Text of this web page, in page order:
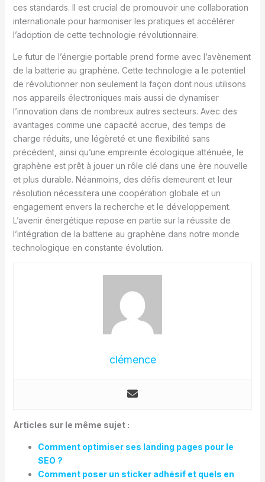
ces standards. Il est crucial de promouvoir une collaboration
internationale pour harmoniser les pratiques et accélérer
l’adoption de cette technologie révolutionnaire.
Le futur de l’énergie portable prend forme avec l’avènement
de la batterie au graphène. Cette technologie a le potentiel
de révolutionner non seulement la façon dont nous utilisons
nos appareils électroniques mais aussi de dynamiser
l’innovation dans de nombreux autres secteurs. Avec des
avantages comme une capacité accrue, des temps de
charge réduits, une légèreté et une flexibilité sans
précédent, ainsi qu’une empreinte écologique atténuée, le
graphène est prêt à jouer un rôle clé dans une ère nouvelle
et plus durable. Néanmoins, des défis demeurent et leur
résolution nécessitera une coopération globale et un
engagement envers la recherche et le développement.
L’avenir énergétique repose en partie sur la réussite de
l’intégration de la batterie au graphène dans notre monde
technologique en constante évolution.
clémence
Articles sur le même sujet :
Comment optimiser ses landing pages pour le
SEO ?
Comment poser un sticker adhésif et quels en